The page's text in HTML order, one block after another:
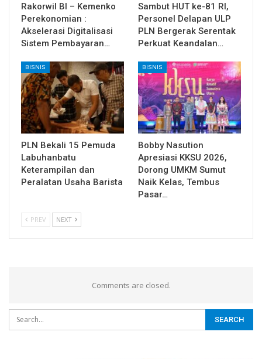
Rakorwil BI – Kemenko
Perekonomian :
Akselerasi Digitalisasi
Sistem Pembayaran…
Sambut HUT ke-81 RI,
Personel Delapan ULP
PLN Bergerak Serentak
Perkuat Keandalan…
BISNIS
PLN Bekali 15 Pemuda
Labuhanbatu
Keterampilan dan
Peralatan Usaha Barista
BISNIS
Bobby Nasution
Apresiasi KKSU 2026,
Dorong UMKM Sumut
Naik Kelas, Tembus
Pasar…
PREV NEXT
Comments are closed.